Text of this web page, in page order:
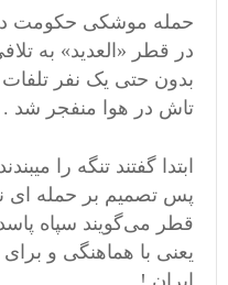
حمله موشکی حکومت
در قطر «العدید» به
تاش در هوا منفجر شد .
ابتدا گفتند تنگه را
پس تصمیم بر حمله ای
قطر می‌گویند سپاه
یعنی با هماهنگی و
ایران !